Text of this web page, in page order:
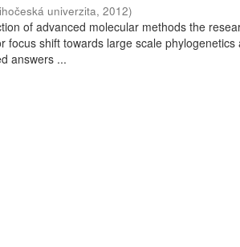
univerzita,2012)
of advanced molecular methods the
focus shift towards large scale
answers ...